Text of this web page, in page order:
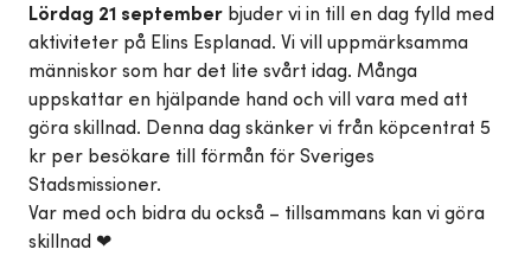
Lördag 21 september bjuder vi in till en dag fylld med
aktiviteter på Elins Esplanad. Vi vill uppmärksamma
människor som har det lite svårt idag. Många
uppskattar en hjälpande hand och vill vara med att
göra skillnad. Denna dag skänker vi från köpcentrat 5
kr per besökare till förmån för Sveriges
Stadsmissioner.
Var med och bidra du också – tillsammans kan vi göra
skillnad ❤